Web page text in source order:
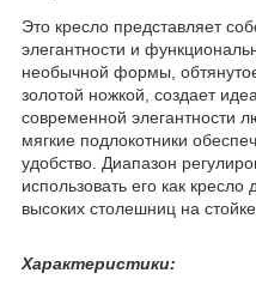
Это кресло представляет
элегантности и
необычной формы,
золотой ножкой, создает
современной элегантности
мягкие подлокотники
удобство. Диапазон
использовать его как
высоких столешниц на
Характеристики: